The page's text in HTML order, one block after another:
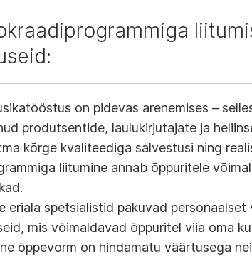
on pidevas arenemises –
produtsentide, laulukirjutajate ja
kõrge kvaliteediga salvestusi ning
liitumine annab õppuritele
eriala spetsialistid pakuvad
mis võimaldavad õppuritel viia oma
õppevorm on hindamatu väärtusega